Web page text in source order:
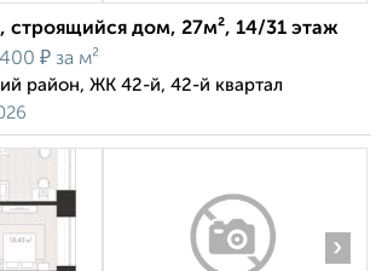
строящийся дом, 27м², 14/31 этаж
₽ за м²
район, ЖК 42-й, 42-й квартал
›